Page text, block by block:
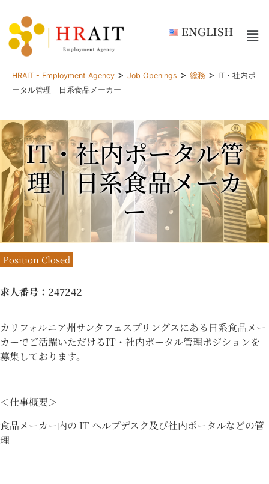
ENGLISH
HRAIT - Employment Agency > Job Openings > 総務 > IT・社内ポ
ータル管理｜日系食品メーカー
IT・社内ポータル管
理｜日系食品メーカ
ー
Position Closed
求人番号 ：247242
カリフォルニア州サンタフェスプリングスにある日系食品メー
カーでご活躍いただけるIT・社内ポータル管理ポジションを
募集しております。
＜仕事概要＞
食品メーカー内の IT ヘルプデスク及び社内ポータルなどの管
理